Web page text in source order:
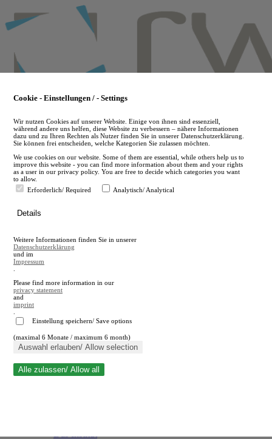
to
main
en
A
A
Suche schließen
Cookie - Einstellungen / - Settings
Wir nutzen Cookies auf unserer Website. Einige von ihnen sind essenziell,
während andere uns helfen, diese Website zu verbessern – nähere Informationen
dazu und zu Ihren Rechten als Nutzer finden Sie in unserer Datenschutzerklärung.
Sie können frei entscheiden, welche Kategorien Sie zulassen möchten.
We use cookies on our website. Some of them are essential, while others help us to
improve this website - you can find more information about them and your rights
as a user in our privacy policy. You are free to decide which categories you want
to allow.
Erforderlich/ Required
Analytisch/ Analytical
Details
Weitere Informationen finden Sie in unserer
Datenschutzerklärung
und im
Impressum
Please find more information in our
privacy statement
and
imprint
Einstellung speichern/ Save options
(maximal 6 Monate / maximum 6 month)
Auswahl erlauben/ Allow selection
Alle zulassen/ Allow all